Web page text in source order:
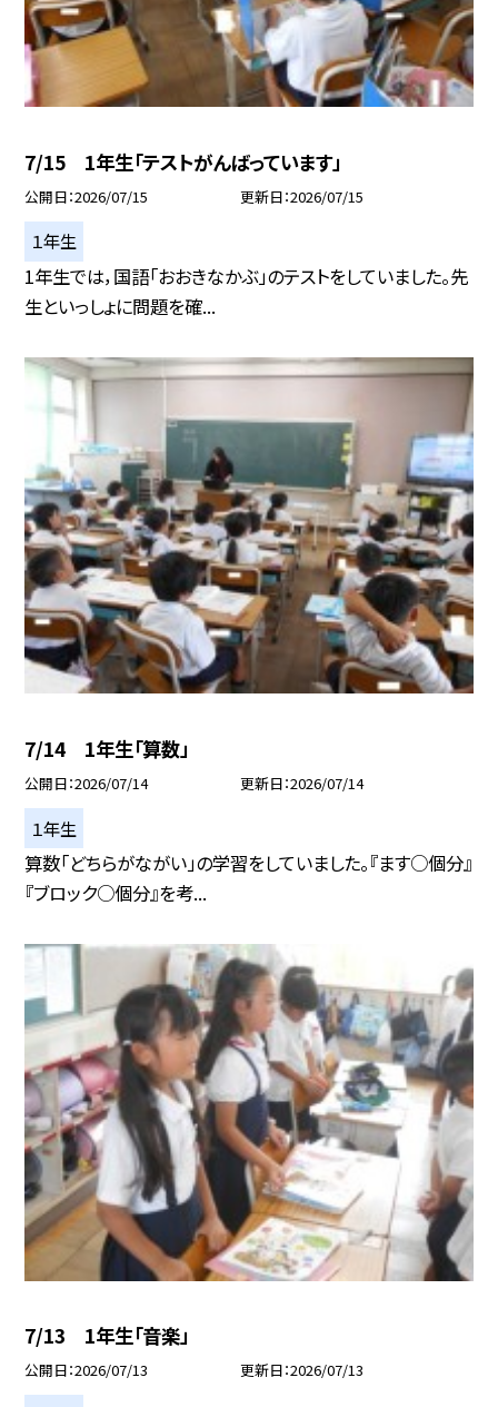
7/15 1年生「テストがんばっています」
公開日 2026/07/15 更新日 2026/07/15
１年生
1年生では，国語「おおきなかぶ」のテストをしていました。先
生といっしょに問題を確...
7/14 1年生「算数」
公開日 2026/07/14 更新日 2026/07/14
１年生
算数「どちらがながい」の学習をしていました。『ます○個分』
『ブロック○個分』を考...
7/13 1年生「音楽」
公開日 2026/07/13 更新日 2026/07/13